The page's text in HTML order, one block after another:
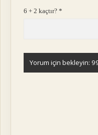
6 + 2 kaçtır?*